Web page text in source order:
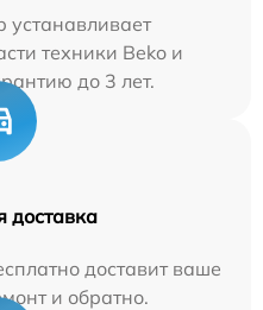
устанавливает
техники Beko и
до 3 лет.
доставка
доставит ваше
и обратно.